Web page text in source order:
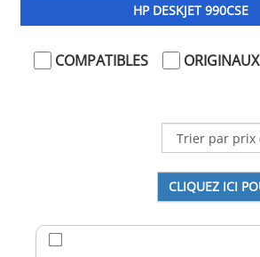
HP DESKJET 990CSE
COMPATIBLES ORIGINAUX